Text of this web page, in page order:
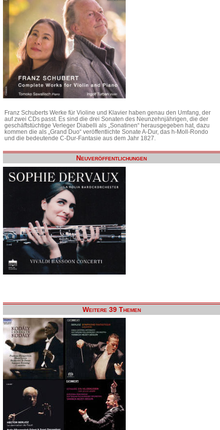
Franz Schuberts Werke für Violine und Klavier haben genau den Umfang, der
auf zwei CDs passt. Es sind die drei Sonaten des Neunzehnjährigen, die der
geschäftstüchtige Verleger Diabelli als „Sonatinen“ herausgegeben hat, dazu
kommen die als „Grand Duo“ veröffentlichte Sonate A-Dur, das h-Moll-Rondo
und die bedeutende C-Dur-Fantasie aus dem Jahr 1827.
Neuveröffentlichungen
Weitere 39 Themen